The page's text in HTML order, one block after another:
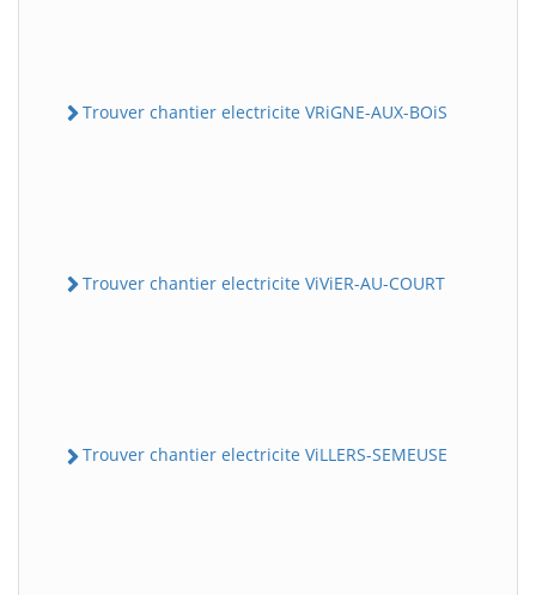
Trouver chantier electricite VRiGNE-AUX-BOiS
Trouver chantier electricite ViViER-AU-COURT
Trouver chantier electricite ViLLERS-SEMEUSE